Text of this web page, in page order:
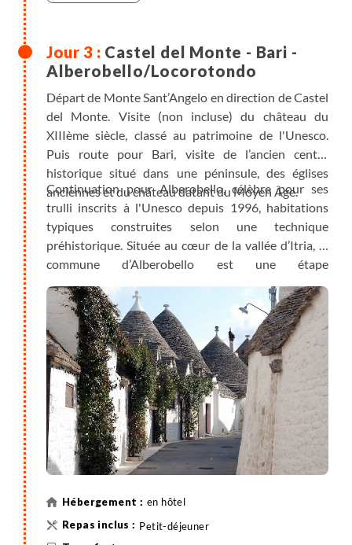
Castel del Monte - Bari -
Alberobello/Locorotondo
Départ de Monte Sant’Angelo en direction de Castel
del Monte. Visite (non incluse) du château du
XIIIème siècle, classé au patrimoine de l'Unesco.
Puis route pour Bari, visite de l’ancien centre
historique situé dans une péninsule, des églises
anciennes et du château datant du Moyen Âge.
Continuation pour Alberobello, célèbre pour ses
trulli inscrits à l'Unesco depuis 1996, habitations
typiques construites selon une technique
préhistorique. Située au cœur de la vallée d’Itria, la
commune d’Alberobello est une étape
incontournable. Les charmantes ruelles des
quartiers de Monti et Aja Piccola, vous réservent de
nombreuses surprises.
Nuit à Alberobello/Locorotondo.
en hôtel
Petit-déjeuner